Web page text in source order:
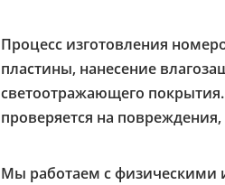
Процесс изготовления
пластины, нанесение
светоотражающего
проверяется на
Мы работаем с физическими